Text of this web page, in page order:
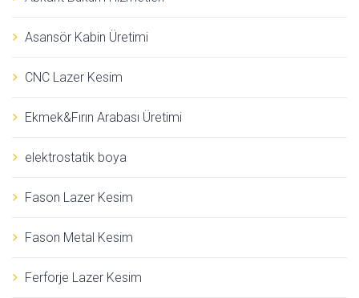
Asansör Kabin Üretimi
CNC Lazer Kesim
Ekmek&Fırın Arabası Üretimi
elektrostatik boya
Fason Lazer Kesim
Fason Metal Kesim
Ferforje Lazer Kesim